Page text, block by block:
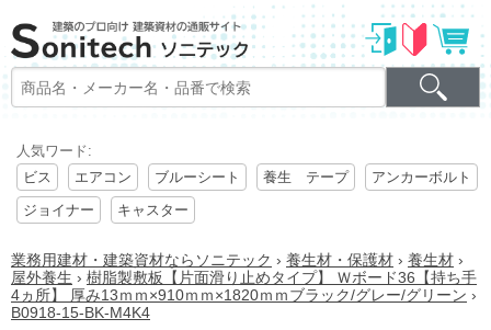
人気ワード:
ビス
エアコン ブルーシート 養生 テープ
アンカーボルト
ジョイナー
キャスター
業務用建材・建築資材ならソニテック › 養生材・保護材 › 養生材 ›
屋外養生 › 樹脂製敷板【片面滑り止めタイプ】 Ｗボード36【持ち手
4ヵ所】 厚み13ｍｍ×910ｍｍ×1820ｍｍブラック/グレー/グリーン ›
B0918-15-BK-M4K4